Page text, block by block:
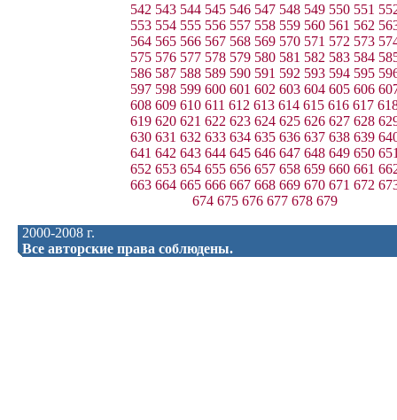
542 543 544 545 546 547 548 549 550 551
553 554 555 556 557 558 559 560 561 562
564 565 566 567 568 569 570 571 572 573
575 576 577 578 579 580 581 582 583 584
586 587 588 589 590 591 592 593 594 595
597 598 599 600 601 602 603 604 605 606
608 609 610 611 612 613 614 615 616 617
619 620 621 622 623 624 625 626 627 628
630 631 632 633 634 635 636 637 638 639
641 642 643 644 645 646 647 648 649 650
652 653 654 655 656 657 658 659 660 661
663 664 665 666 667 668 669 670 671 672
674 675 676 677 678 679
2000-2008 г.
Все авторские права соблюдены.